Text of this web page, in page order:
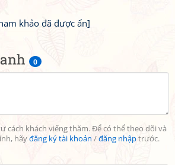
0
cách khách viếng thăm. Để có thể theo dõi và
hãyđăng ký tài khoản /đăng nhậptrước.
khảo đã được ẩn]